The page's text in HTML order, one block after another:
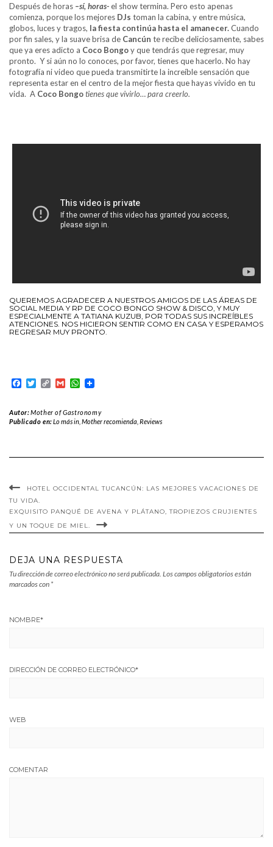
Después de horas –sí, horas-el show termina. Pero esto apenas
comienza, porque los mejores DJs toman la cabina, y entre música,
globos, luces y tragos, la fiesta continúa hasta el amanecer.Cuando
por fin sales, y la suave brisa de Cancún te recibe deliciosamente, sabes
que ya eres adicto a Coco Bongoy que tendrás que regresar, muy
pronto. Y si aún no lo conoces, por favor, tienes que hacerlo. No hay
fotografía ni video que pueda transmitirte la increíble sensación que
representa estar en el centro de la mejor fiesta que hayas vivido en tu
vida. A Coco Bongotienes que vivirlo… para creerlo.
QUEREMOS AGRADECER A NUESTROS AMIGOS DE LAS ÁREAS DE
SOCIAL MEDIA Y RP DE COCO BONGO SHOW & DISCO, Y MUY
ESPECIALMENTE A TATIANA KUZUB, POR TODAS SUS INCREÍBLES
ATENCIONES. NOS HICIERON SENTIR COMO EN CASA Y ESPERAMOS
REGRESAR MUY PRONTO.
Facebook
TwitterCopyGmailWhatsApp
Autor:Mother of Gastronomy
Publicado en:Lo más in ,Mother recomienda ,Reviews
HOTEL OCCIDENTAL TUCANCÚN: LAS MEJORES VACACIONES DE
TU VIDA.
EXQUISITO PANQUÉ DE AVENA Y PLÁTANO, TROPIEZOS CRUJIENTES
Y UN TOQUE DE MIEL.
DEJA UNA RESPUESTA
Tu dirección de correo electrónico no será publicada. Los campos obligatorios están
marcados con *
NOMBRE*
DIRECCIÓN DE CORREO ELECTRÓNICO*
WEB
COMENTAR